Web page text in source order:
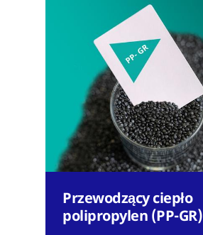
Przewodzący ciepło
polipropylen (PP-GR)